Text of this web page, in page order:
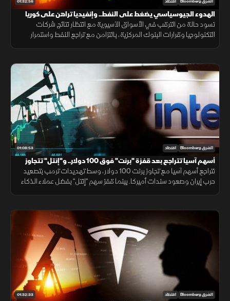
الهدوء الجيوسياسي يضغط على النفط.. وإنفيديا تراهن على كوريا
تسود حالة من الترقب في الأسواق الآسيوية مع انتظار نتائج شركات
التكنولوجيا وقرارات البنوك المركزية، بالتزامن مع تراجع النفط واستمرار
01:08:53 الشرق Bloomberg اقتصاد
أسهم آسيا تتراجع بعد قفزة "برنت" فوق 100 دولار.. و"إنتل" تتجاوز
التوقعات
تتراجع أسهم آسيا مع تجاوز برنت 100 دولار، وسط تهديدات ترمب بتصعيد
حرب إيران وصعود سندات أميركا. بينما قفز سهم "إنتل" بفضل عملاء الذكاء
01:32:33 الشرق Bloomberg اقتصاد